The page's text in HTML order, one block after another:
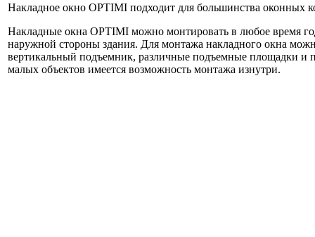
Накладное окно OPTIMI подходит для большинства оконных
Накладные окна OPTIMI можно монтировать в любое время
наружной стороны здания. Для монтажа накладного окна
вертикальный подъемник, различные подъемные площадки и
малых объектов имеется возможность монтажа изнутри.